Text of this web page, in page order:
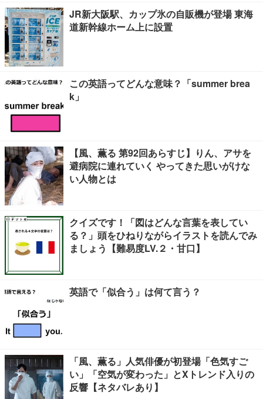
JR新大阪駅、カップ氷の自販機が登場 東海
道新幹線ホーム上に設置
この英語ってどんな意味？「summer brea
k」
【風、薫る 第92回あらすじ】りん、アサを
避病院に連れていく やってきた思いがけな
い人物とは
クイズです！「図はどんな言葉を表してい
る？」頭をひねりながらイラストを読んでみ
ましょう【難易度LV.２・甘口】
英語で「似合う」は何て言う？
「風、薫る」人気俳優が初登場「色気すご
い」「空気が変わった」とXトレンド入りの
反響【ネタバレあり】